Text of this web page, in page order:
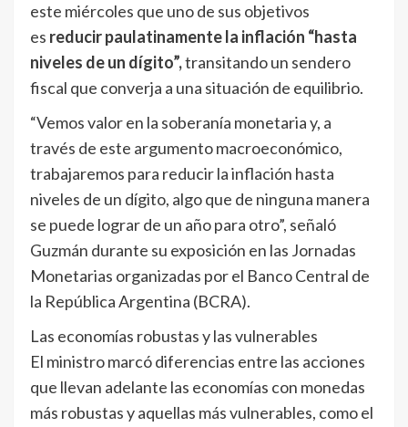
este miércoles que uno de sus objetivos
es reducir paulatinamente la inflación “hasta
niveles de un dígito”,transitando un sendero
fiscal que converja a una situación de equilibrio.
“Vemos valor en la soberanía monetaria y, a
través de este argumento macroeconómico,
trabajaremos para reducir la inflación hasta
niveles de un dígito, algo que de ninguna manera
se puede lograr de un año para otro”, señaló
Guzmán durante su exposición en las Jornadas
Monetarias organizadas por el Banco Central de
la República Argentina (BCRA).
Las economías robustas y las vulnerables
El ministro marcó diferencias entre las acciones
que llevan adelante las economías con monedas
más robustas y aquellas más vulnerables, como el